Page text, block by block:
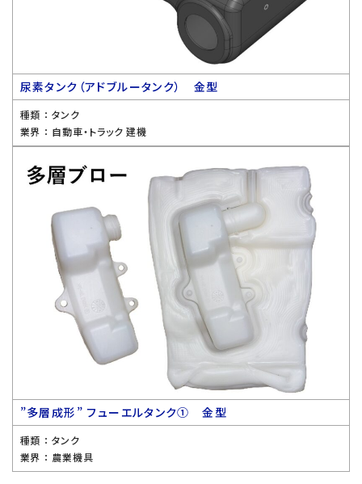
尿素タンク（アドブルータンク） 金型
種類 ： タンク
業界 ： 自動車・トラック 建機
”多層成形” フューエルタンク① 金型
種類 ： タンク
業界 ： 農業機具